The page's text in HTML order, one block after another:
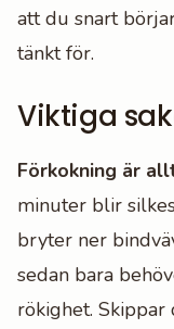
att du snart
tänkt för.
Viktiga
Förkokning är
minuter blir
bryter ner
sedan bara
rökighet.